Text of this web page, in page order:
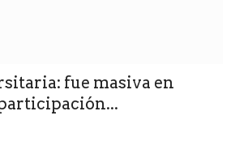
fue masiva en